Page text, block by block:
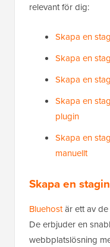
relevant för dig:
Skapa en
Skapa en
Skapa en
Skapa en
plugin
Skapa en
manuellt
Skapa en
Bluehostär ett av de
De erbjuder en
webbplatslösning